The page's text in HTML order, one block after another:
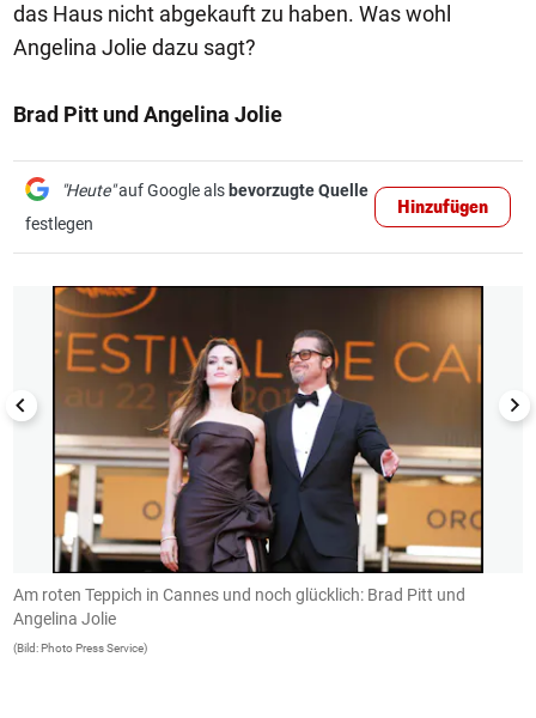
das Haus nicht abgekauft zu haben. Was wohl
Angelina Jolie dazu sagt?
Brad Pitt und Angelina Jolie
"Heute"auf Google als bevorzugte Quelle
festlegen
Hinzufügen
1/10
Am roten Teppich in Cannes und noch glücklich: Brad Pitt und
Angelina Jolie
(Bild: Photo Press Service)